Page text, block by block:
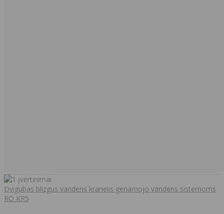
Dvigubas blizgus vandens kranelis geriamojo vandens sistemoms
RO KR5